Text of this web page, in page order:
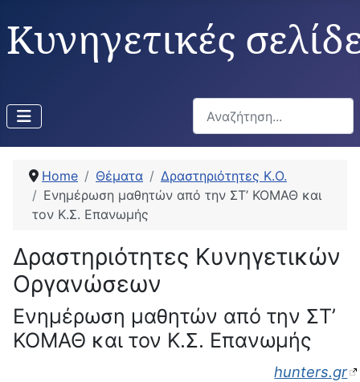
Κυνηγετικές
Αναζήτηση...
Home Θέματα
Δραστηριότητες Κ.Ο.
Ενημέρωση μαθητών από την ΣΤ’ ΚΟΜΑΘ και
τον Κ.Σ. Επανωμής
Δραστηριότητες Κυνηγετικών
Οργανώσεων
Ενημέρωση μαθητών από την ΣΤ’
ΚΟΜΑΘ και τον Κ.Σ. Επανωμής
hunters.gr